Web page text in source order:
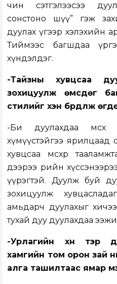
чин сэтгэлээсээ
сонстоно шүү” гэж
дуулах үгээр хэлэхийн
Тиймээс багшдаа
хүндэлдэг.
-Тайзны хувцсаа
зохицуулж өмсдөг
стилийг хэн бүрдүүлж
-Би дуулахдаа
хүмүүстэйгээ ярилцаад
хувцсаа өмсөхөөр
дээрээ өөрийн
үүрэгтэй. Дуулж буй
зохицуулж
амьдарч дуулахыг
тухай дуу дуулахдаа
-Урлагийн хүн тэр
хамгийн том орон зай
алга та­шил­­таас ямар